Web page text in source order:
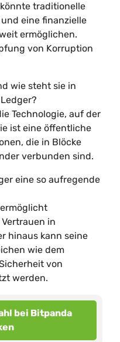
traditionelle
eine finanzielle
ermöglichen.
von Korruption
wie steht sie in
Technologie, auf der
ist eine öffentliche
die in Blöcke
verbunden sind.
eine so aufregende
in
hinaus kann seine
wie dem
von
werden.
bei Bitpanda